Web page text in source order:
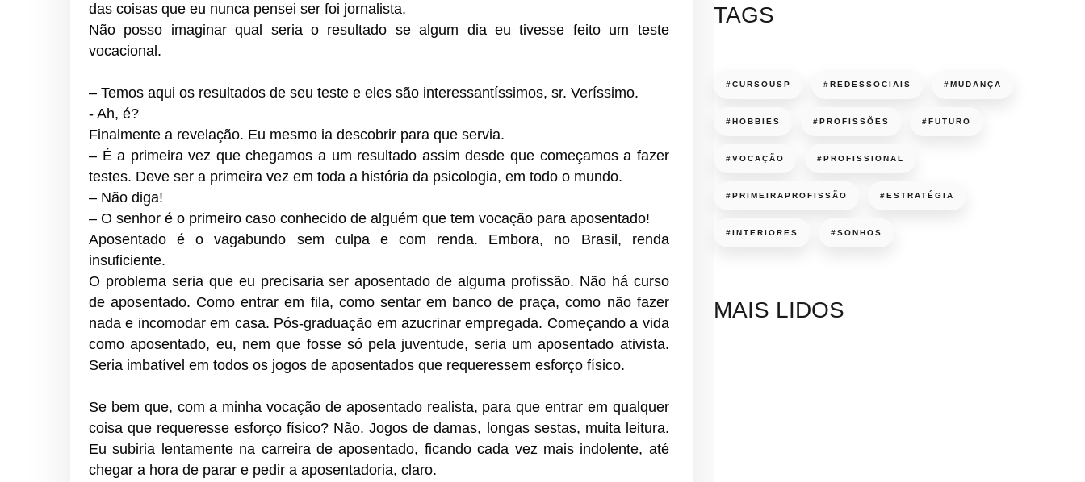
das coisas que eu nunca pensei ser foi jornalista.
Não posso imaginar qual seria o resultado se algum dia eu tivesse feito um teste
vocacional.
– Temos aqui os resultados de seu teste e eles são interessantíssimos, sr. Veríssimo.
- Ah, é?
Finalmente a revelação. Eu mesmo ia descobrir para que servia.
– É a primeira vez que chegamos a um resultado assim desde que começamos a fazer
testes. Deve ser a primeira vez em toda a história da psicologia, em todo o mundo.
– Não diga!
– O senhor é o primeiro caso conhecido de alguém que tem vocação para aposentado!
Aposentado é o vagabundo sem culpa e com renda. Embora, no Brasil, renda
insuficiente.
O problema seria que eu precisaria ser aposentado de alguma profissão. Não há curso
de aposentado. Como entrar em fila, como sentar em banco de praça, como não fazer
nada e incomodar em casa. Pós-graduação em azucrinar empregada. Começando a vida
como aposentado, eu, nem que fosse só pela juventude, seria um aposentado ativista.
Seria imbatível em todos os jogos de aposentados que requeressem esforço físico.
Se bem que, com a minha vocação de aposentado realista, para que entrar em qualquer
coisa que requeresse esforço físico? Não. Jogos de damas, longas sestas, muita leitura.
Eu subiria lentamente na carreira de aposentado, ficando cada vez mais indolente, até
chegar a hora de parar e pedir a aposentadoria, claro.
TAGS
#CURSOUSP #REDESSOCIAIS #MUDANÇA
#HOBBIES #PROFISSÕES #FUTURO
#VOCAÇÃO #PROFISSIONAL
#PRIMEIRAPROFISSÃO #ESTRATÉGIA
#INTERIORES #SONHOS
MAIS LIDOS